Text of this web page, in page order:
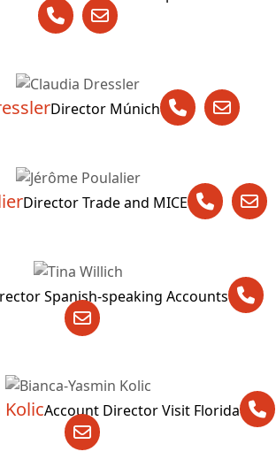
Director Múnich
Director Trade and MICE
Spanish-speaking Accounts
KolicAccount Director Visit Florida